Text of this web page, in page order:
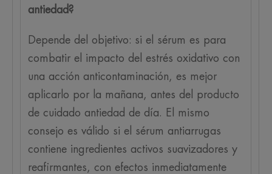
antiedad?
Depende del objetivo: si el sérum es para
combatir el impacto del estrés oxidativo con
una acción anticontaminación, es mejor
aplicarlo por la mañana, antes del producto
de cuidado antiedad de día. El mismo
consejo es válido si el sérum antiarrugas
contiene ingredientes activos suavizadores y
reafirmantes, con efectos inmediatamente